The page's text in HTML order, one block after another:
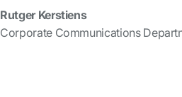
Rutger Kerstiens
Corporate Communications